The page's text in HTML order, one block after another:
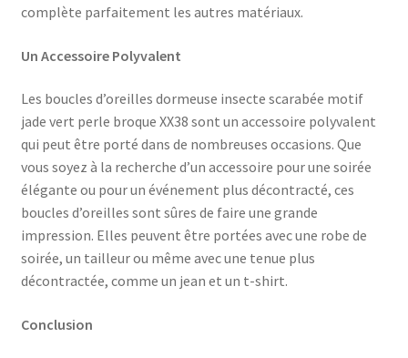
complète parfaitement les autres matériaux.
Un Accessoire Polyvalent
Les boucles d’oreilles dormeuse insecte scarabée motif
jade vert perle broque XX38 sont un accessoire polyvalent
qui peut être porté dans de nombreuses occasions. Que
vous soyez à la recherche d’un accessoire pour une soirée
élégante ou pour un événement plus décontracté, ces
boucles d’oreilles sont sûres de faire une grande
impression. Elles peuvent être portées avec une robe de
soirée, un tailleur ou même avec une tenue plus
décontractée, comme un jean et un t-shirt.
Conclusion